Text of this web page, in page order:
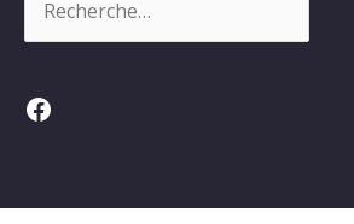
Facebook